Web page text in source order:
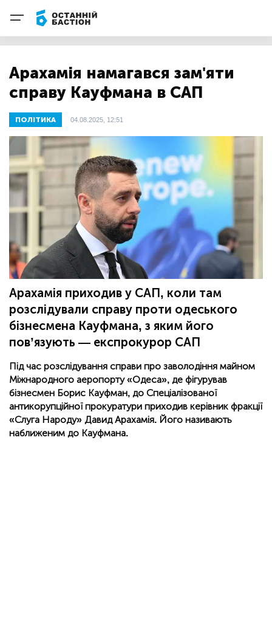
Арахамія намагався зам'яти
справу Кауфмана в САП
ПОЛІТИКА 04.08.2025, 12:51
Арахамія приходив у САП, коли там
розслідували справу проти одеського
бізнесмена Кауфмана, з яким його
пов’язують — експрокурор САП
Під час розслідування справи про заволодіння майном
Міжнародного аеропорту «Одеса», де фігурував
бізнесмен Борис Кауфман, до Спеціалізованої
антикорупційної прокуратури приходив керівник фракції
«Слуга Народу» Давид Арахамія. Його називають
наближеним до Кауфмана.